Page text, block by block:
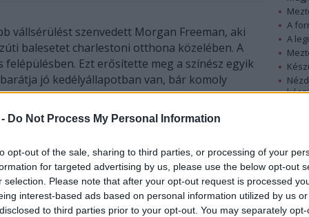
Do Not Process My Personal Information
opt-out of the sale, sharing to third parties, or processing of your
for targeted advertising by us, please use the below opt-out
selection. Please note that after your opt-out request is processed
interest-based ads based on personal information utilized by us
to third parties prior to your opt-out. You may separately
vállsérülést szenvedett Morgan Freeman, aki
balesetet charlestoni otthona közelében. A
Ezt erősítette meg a színész egyik
jó kedélyállapotban van, bár komoly
országúton érte a baleset helyi idő
Az illetékes útfelügyelet tájékoztatása szerint a
az útról, többször megpördült, majd egy
Demaris Mayert, aki az autó tulajdonosa,
közül, majd mentőhelikopterrel szállították
fekvő memphisi Regional Medical Center
A
A